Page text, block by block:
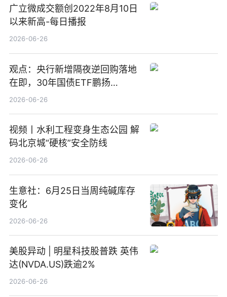
广立微成交额创2022年8月10日
以来新高-每日播报
2026-06-26
观点：央行新增隔夜逆回购落地
在即，30年国债ETF鹏扬
(511090) 盘中小幅上涨
2026-06-26
视频丨水利工程变身生态公园 解
码北京城“硬核”安全防线
2026-06-26
生意社：6月25日当周纯碱库存
变化
2026-06-26
美股异动 | 明星科技股普跌 英伟
达(NVDA.US)跌逾2%
2026-06-26